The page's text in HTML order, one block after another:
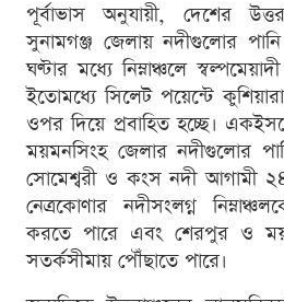
পূর্বাভাস অনুযায়ী, দেশের
সুনামগঞ্জ জেলায় নদীগুলোর
ঘণ্টার মধ্যে নিম্নাঞ্চলে
ইতোমধ্যে সিলেট পয়েন্টে
ওপর দিয়ে প্রবাহিত হচ্ছে।
ময়মনসিংহ জেলার নদীগুলোর
সোমেশ্বরী ও কংস নদী আগামী
নেত্রকোণার নদীসংলগ্ন
করতে পারে এবং শেরপুর ও
সতর্কসীমায় পৌঁছাতে পারে।